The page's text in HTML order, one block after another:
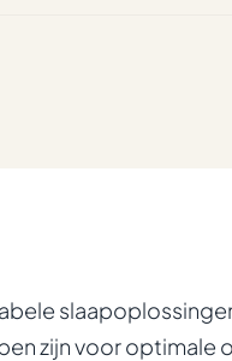
zijn voor optimale